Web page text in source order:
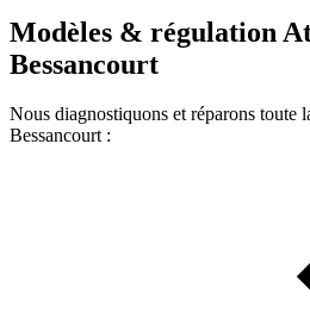
Modèles & régulation
Bessancourt
Nous diagnostiquons et réparons toute
Bessancourt :